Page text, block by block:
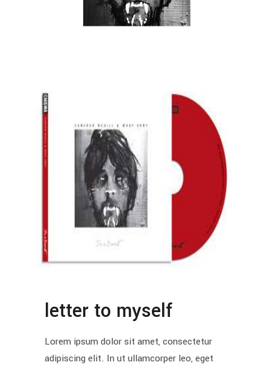
letter to myself
Lorem ipsum dolor sit amet, consectetur
adipiscing elit. In ut ullamcorper leo, eget